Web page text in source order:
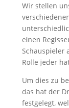
Wir stellen
einen
Schauspieler
Rolle jeder
Um dies zu
das hat der
festgelegt,